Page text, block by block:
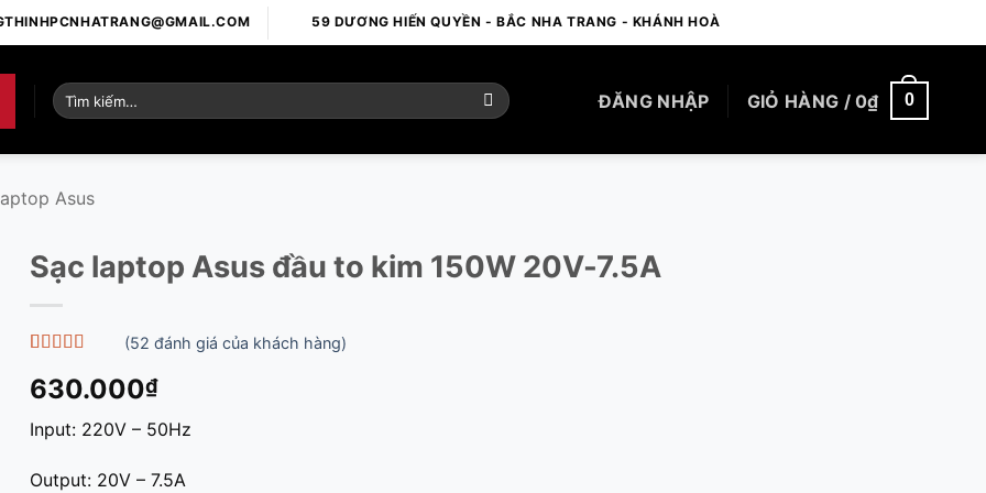
59 DƯƠNG HIẾN QUYỀN - BẮC NHA TRANG - KHÁNH HOÀ
Tìm
kiếm:
ĐĂNG NHẬP GIỎ HÀNG /0₫ 0
Asus
Sạc laptop Asus đầu to kim 150W 20V-7.5A
trênđánh
giá
(52 đánh giá của khách hàng)
630.000₫
Input: 220V – 50Hz
Output: 20V – 7.5A